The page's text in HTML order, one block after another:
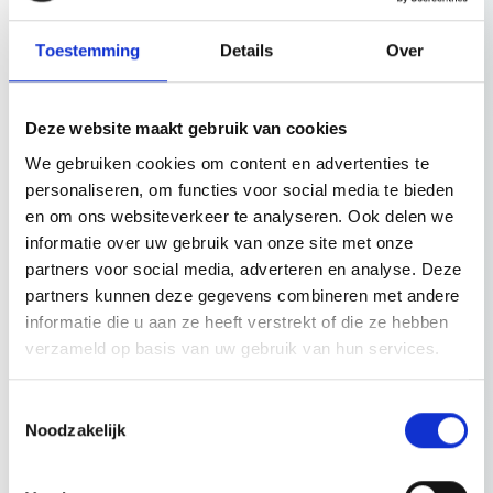
Toestemming Details Over
Deze website maakt gebruik van cookies
We gebruiken cookies om content en advertenties te
personaliseren, om functies voor social media te bieden
en om ons websiteverkeer te analyseren. Ook delen we
informatie over uw gebruik van onze site met onze
partners voor social media, adverteren en analyse. Deze
partners kunnen deze gegevens combineren met andere
informatie die u aan ze heeft verstrekt of die ze hebben
verzameld op basis van uw gebruik van hun services.
Noodzakelijk
Registratie
• Tuchtrecht/aansprakelijkheid taxateurs en makelaars
• Vastgoedrecht
Deze registratie verplicht hem elk kalenderjaar volgens de
normen van de Nederlandse Orde van Advocaten tien
opleidingspunten te behalen op ieder geregistreerd rechtsgebied.
Topics door Onno Tacoma MRE MRICS